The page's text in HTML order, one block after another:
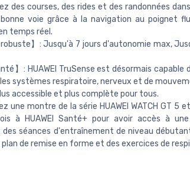
des courses, des rides et des randonnées
voie grâce à la navigation au poignet
temps réel.
】: Jusqu'à 7 jours d'autonomie max,
】: HUAWEI TruSense est désormais capable
systèmes respiratoire, nerveux et de
accessible et plus complète pour tous.
une montre de la série HUAWEI WATCH GT 5
à HUAWEI Santé+ pour avoir accès à
séances d'entraînement de niveau
de remise en forme et des exercices de